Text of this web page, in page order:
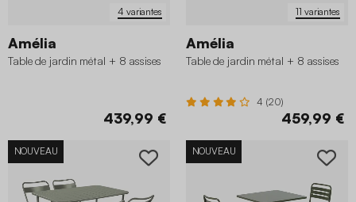
4 variantes
Amélia
Table de jardin métal + 8 assises
439,99 €
11 variantes
Amélia
Table de jardin métal + 8 assises
4 (20)
459,99 €
NOUVEAU NOUVEAU